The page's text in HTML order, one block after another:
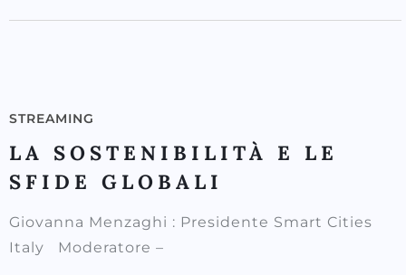
STREAMING
LA SOSTENIBILITÀ E LE
SFIDE GLOBALI
Giovanna Menzaghi : Presidente Smart Cities
Italy Moderatore –